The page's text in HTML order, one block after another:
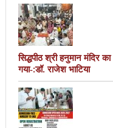
सिद्धपीठ श्री हनुमान मंदिर
गया-:डॉ. राजेश भाटिया